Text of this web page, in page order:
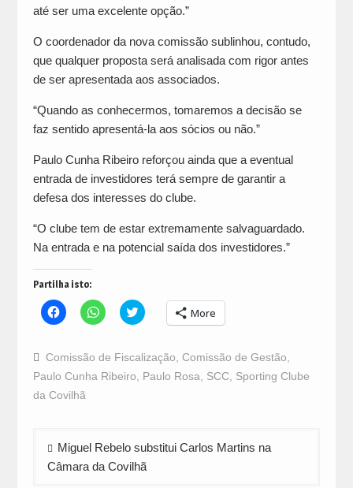
até ser uma excelente opção.”
O coordenador da nova comissão sublinhou, contudo,
que qualquer proposta será analisada com rigor antes
de ser apresentada aos associados.
“Quando as conhecermos, tomaremos a decisão se
faz sentido apresentá-la aos sócios ou não.”
Paulo Cunha Ribeiro reforçou ainda que a eventual
entrada de investidores terá sempre de garantir a
defesa dos interesses do clube.
“O clube tem de estar extremamente salvaguardado.
Na entrada e na potencial saída dos investidores.”
Partilha isto:
Click
to
Facebook
(Opens
in
new
window)
Click
to
WhatsApp
(Opens
in
new
Click
to
Twitter
(Opens
in
new
More
Comissão de Fiscalização Comissão de Gestão
Paulo Cunha Ribeiro
Paulo Rosa SCC, Sporting Clube
da Covilhã
Navegação
de
Miguel Rebelo substitui Carlos Martins na
Câmara da Covilhã